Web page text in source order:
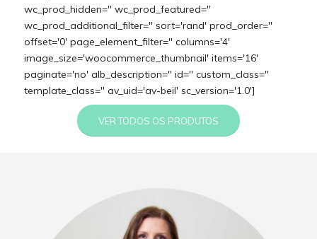
wc_prod_hidden='' wc_prod_featured=''
wc_prod_additional_filter='' sort='rand' prod_order=''
offset='0' page_element_filter='' columns='4'
image_size='woocommerce_thumbnail' items='16'
paginate='no' alb_description='' id='' custom_class=''
template_class='' av_uid='av-beil' sc_version='1.0']
VER TODOS OS PRODUTOS